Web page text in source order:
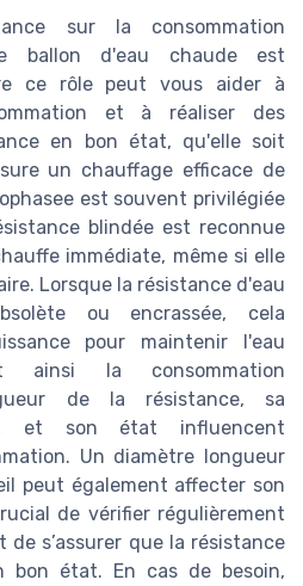
sur la consommation
ballon d'eau chaude est
ce rôle peut vous aider à
et à réaliser des
en bon état, qu'elle soit
un chauffage efficace de
est souvent privilégiée
blindée est reconnue
immédiate, même si elle
Lorsque la résistance d'eau
ou encrassée, cela
pour maintenir l'eau
ainsi la consommation
de la résistance, sa
et son état influencent
Un diamètre longueur
peut également affecter son
de vérifier régulièrement
s’assurer que la résistance
bon état. En cas de besoin,